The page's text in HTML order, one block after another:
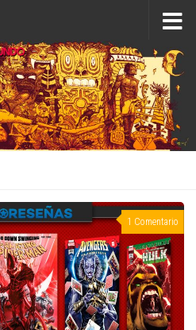
1 Comentario